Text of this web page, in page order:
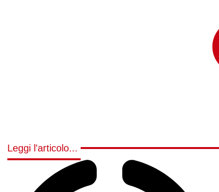
Leggi l'articolo...